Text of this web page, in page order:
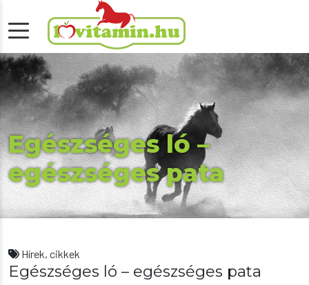
Egészséges ló –
egészséges pata
Hírek, cikkek
Egészséges ló – egészséges pata